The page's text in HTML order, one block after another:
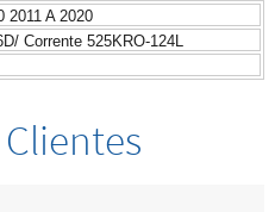
2011 A 2020
Corrente 525KRO-124L